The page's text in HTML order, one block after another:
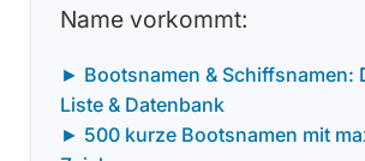
Name vorkommt:
► Bootsnamen & Schiffsnamen:
Liste & Datenbank
► 500 kurze Bootsnamen mit